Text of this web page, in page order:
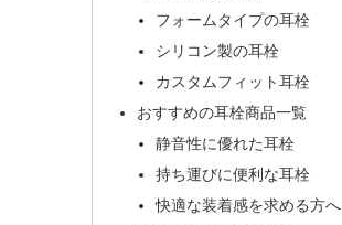
フォームタイプの耳栓
シリコン製の耳栓
カスタムフィット耳栓
おすすめの耳栓商品一覧
静音性に優れた耳栓
持ち運びに便利な耳栓
快適な装着感を求める方へ